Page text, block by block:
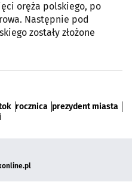
oręża polskiego, po
Następnie pod
zostały złożone
rocznica prezydent miasta